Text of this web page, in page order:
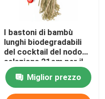
I bastoni di bambù
lunghi biodegradabili
del cocktail del nodo
seleziona 21cm per il
partito
Miglior prezzo